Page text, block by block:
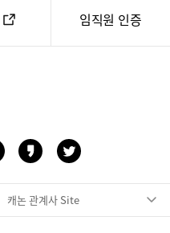
임직원 인증
카
카
오
스
토
트
위
터
캐논 관계사 Site